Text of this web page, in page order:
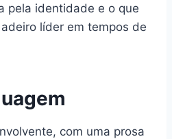
pela identidade e o que
líder em tempos de
com uma prosa